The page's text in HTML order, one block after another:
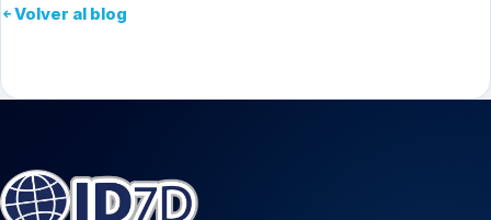
Volver al blog